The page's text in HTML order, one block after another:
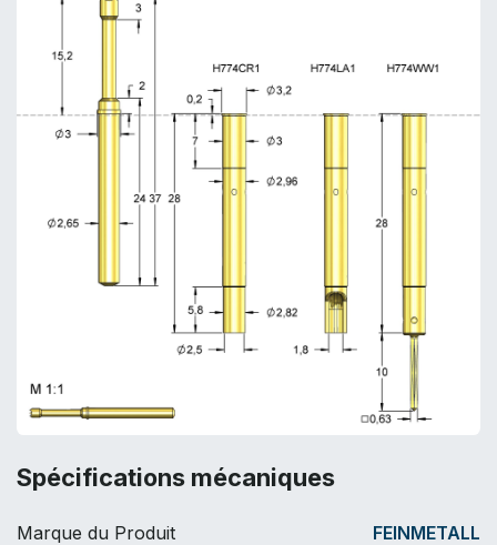
Spécifications mécaniques
Marque du Produit FEINMETALL